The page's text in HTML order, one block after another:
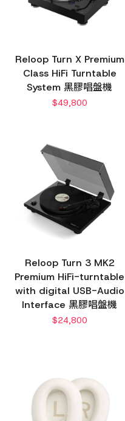
Reloop Turn X Premium
Class HiFi Turntable
System 黑膠唱盤機
$49,800
Reloop Turn 3 MK2
Premium HiFi-turntable
with digital USB-Audio
Interface 黑膠唱盤機
$24,800